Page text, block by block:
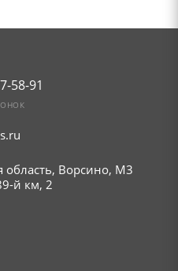
58-91
область, Ворсино, М3
й км, 2